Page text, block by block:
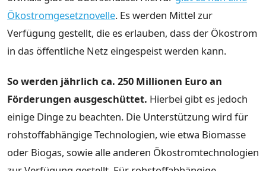
Ökostromgesetznovelle. Es werden Mittel zur
Verfügung gestellt, die es erlauben, dass der Ökostrom
in das öffentliche Netz eingespeist werden kann.
So werden jährlich ca. 250 Millionen Euro an
Förderungen ausgeschüttet. Hierbei gibt es jedoch
einige Dinge zu beachten. Die Unterstützung wird für
rohstoffabhängige Technologien, wie etwa Biomasse
oder Biogas, sowie alle anderen Ökostromtechnologien